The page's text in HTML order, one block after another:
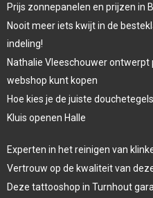
Prijs zonnepanelen en prijzen in
Nooit meer iets kwijt in de
indeling!
Nathalie Vleeschouwer ontwerpt
webshop kunt kopen
Hoe kies je de juiste
Kluis openen Halle
Experten in het reinigen van
Vertrouw op de kwaliteit van
Deze tattooshop in Turnhout